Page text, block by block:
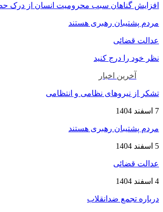
افزایش گناهان سبب محرومیت انسان از درک
مردم پشتیبان رهبری هستند
عدالت قضائی
نظر خود را درج کنید
آخرین اخبار
تشکر از نیروهای نظامی و انتظامی
7 اسفند 1404
مردم پشتیبان رهبری هستند
5 اسفند 1404
عدالت قضائی
4 اسفند 1404
درباره تجمع ضدانقلاب